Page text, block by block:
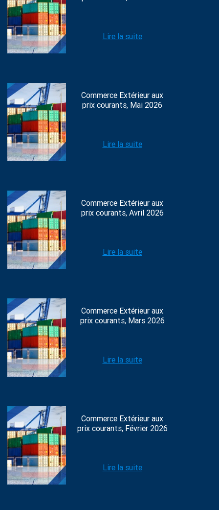
Lire la suite
Commerce Extérieur aux
prix courants, Mai 2026
Lire la suite
Commerce Extérieur aux
prix courants, Avril 2026
Lire la suite
Commerce Extérieur aux
prix courants, Mars 2026
Lire la suite
Commerce Extérieur aux
prix courants, Février 2026
Lire la suite